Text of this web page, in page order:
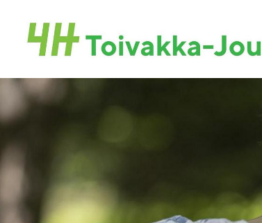
sivun
sisältöön
Toivakan-Joutsan 4H-yhdistys ry.